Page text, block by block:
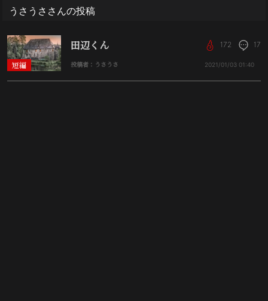
うさうささんの投稿
短編
田辺くん
投稿者：うさうさ
172 17
2021/01/03 01:40